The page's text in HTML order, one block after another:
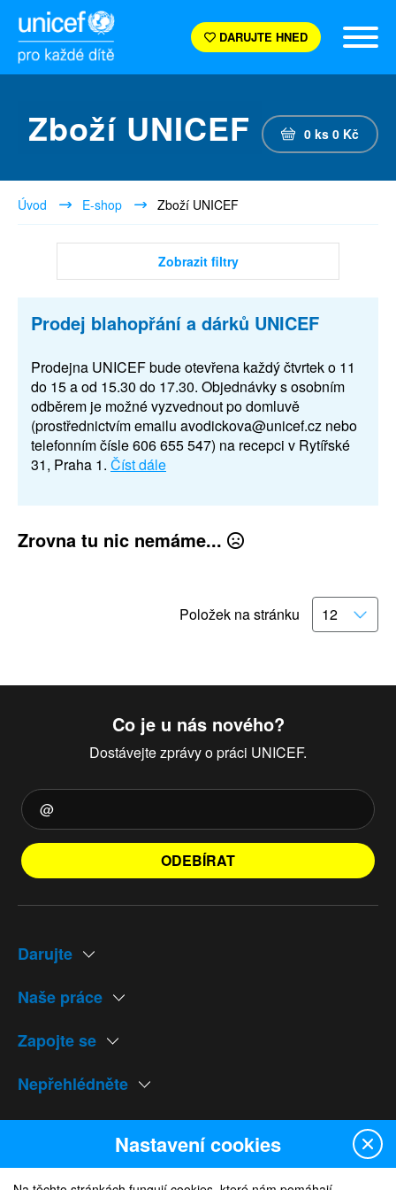
DARUJTE HNED
Zboží UNICEF 0 ks 0 Kč
Úvod E-shop Zboží UNICEF
Zobrazit filtry
Prodej blahopřání a dárků UNICEF
Prodejna UNICEF bude otevřena každý čtvrtek o 11
do 15 a od 15.30 do 17.30. Objednávky s osobním
odběrem je možné vyzvednout po domluvě
(prostřednictvím emailu avodickova@unicef.cz nebo
telefonním čísle 606 655 547) na recepci v Rytířské
31, Praha 1. Číst dále
Zrovna tu nic nemáme...
Položek na stránku
Co je u nás nového?
Dostávejte zprávy o práci UNICEF.
ODEBÍRAT
Darujte
Naše práce
Zapojte se
Nepřehlédněte
Naše weby
Nastavení cookies